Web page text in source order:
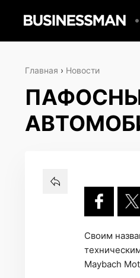
Главная › Новости
Своим
Maybach